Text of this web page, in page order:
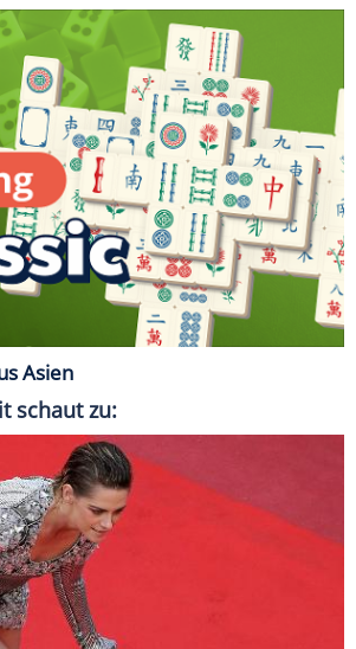
Asien
schaut zu: